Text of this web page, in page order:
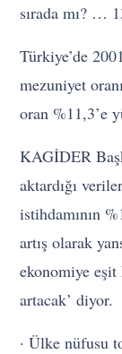
sırada mı? …
Türkiye’de
mezuniyet
oran %11,3’e
KAGİDER
aktardığı
istihdamının
artış olarak
ekonomiye eşit
artacak’ diyor.
· Ülke nüfusu